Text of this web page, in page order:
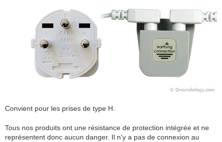
Convient pour les prises de type H.
Tous nos produits ont une résistance de protection intégrée et ne
représentent donc aucun danger. Il n'y a pas de connexion au